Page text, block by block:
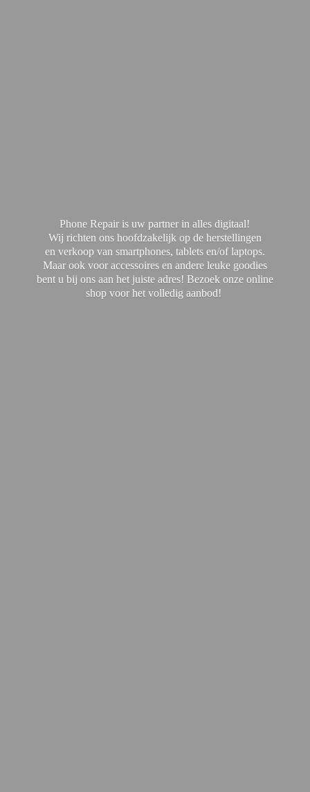
Phone Repair is uw partner in alles digitaal!
Wij richten ons hoofdzakelijk op de herstellingen
en verkoop van smartphones, tablets en/of laptops.
Maar ook voor accessoires en andere leuke goodies
bent u bij ons aan het juiste adres! Bezoek onze online
shop voor het volledig aanbod!